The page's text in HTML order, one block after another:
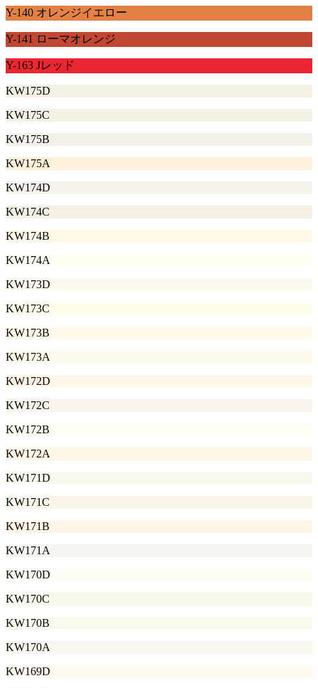
Y-140 オレンジイエロー
Y-141 ローマオレンジ
Y-163 Jレッド
KW175D
KW175C
KW175B
KW175A
KW174D
KW174C
KW174B
KW174A
KW173D
KW173C
KW173B
KW173A
KW172D
KW172C
KW172B
KW172A
KW171D
KW171C
KW171B
KW171A
KW170D
KW170C
KW170B
KW170A
KW169D